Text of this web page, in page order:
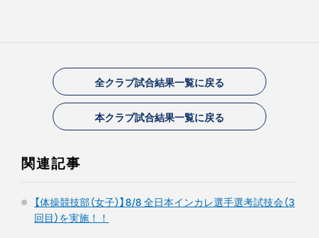
全クラブ試合結果一覧に戻る
本クラブ試合結果一覧に戻る
関連記事
【体操競技部（女子）】8/8 全日本インカレ選手選考試技会（3
回目）を実施！！